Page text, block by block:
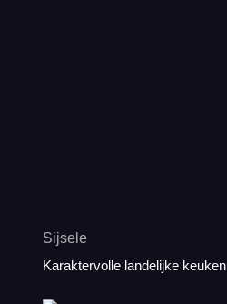
Sijsele
Karaktervolle landelijke keuken